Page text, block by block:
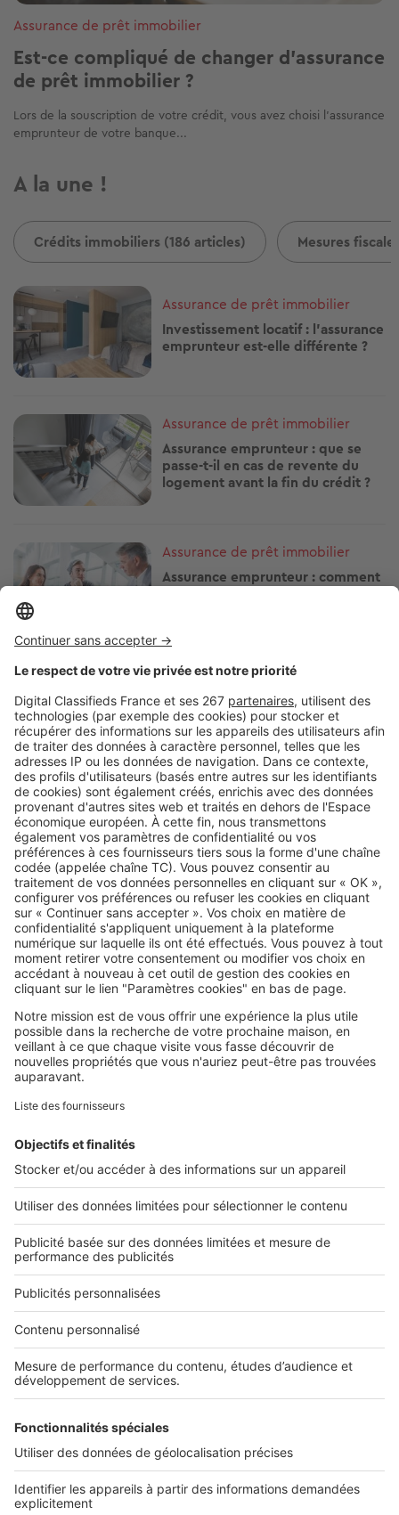
Assurance de prêt immobilier
Est-ce compliqué de changer d’assurance
de prêt immobilier ?
Lors de la souscription de votre crédit, vous avez choisi l’assurance
emprunteur de votre banque...
A la une !
Crédits immobiliers (186 articles) Mesures
Image
Assurance de prêt immobilier
Investissement locatif : l’assurance
emprunteur est-elle différente ?
Image
Assurance de prêt immobilier
Assurance emprunteur : que se
passe-t-il en cas de revente du
logement avant la fin du crédit ?
Assurance de prêt immobilier
Assurance emprunteur : comment
Image
Assurance de prêt immobilier
Changer d’assurance emprunteur
en 2026 : la stratégie (encore)
gagnante pour payer moins
Image
Assurance de prêt immobilier
Courtier en assurance de prêt
immobilier : quel intérêt et à quel
prix ?
SeLoger c'est aussi
Retrouvez-nous sur ...
L'ENTREPRISE
Qui sommes-nous ?
Nous contacter
Nous recrutons
NOS APPLICATIONS
Découvrez nos applications
Tous nos services pro
Accès client
Mes annonces sur SeLoger